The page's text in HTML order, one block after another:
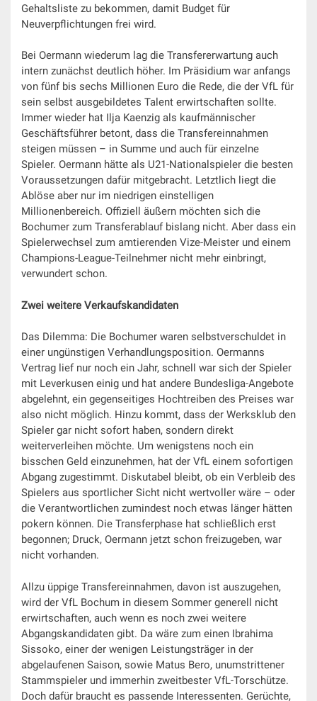
Gehaltsliste zu bekommen, damit Budget für
Neuverpflichtungen frei wird.
Bei Oermann wiederum lag die Transfererwartung auch
intern zunächst deutlich höher. Im Präsidium war anfangs
von fünf bis sechs Millionen Euro die Rede, die der VfL für
sein selbst ausgebildetes Talent erwirtschaften sollte.
Immer wieder hat Ilja Kaenzig als kaufmännischer
Geschäftsführer betont, dass die Transfereinnahmen
steigen müssen – in Summe und auch für einzelne
Spieler. Oermann hätte als U21-Nationalspieler die besten
Voraussetzungen dafür mitgebracht. Letztlich liegt die
Ablöse aber nur im niedrigen einstelligen
Millionenbereich. Offiziell äußern möchten sich die
Bochumer zum Transferablauf bislang nicht. Aber dass ein
Spielerwechsel zum amtierenden Vize-Meister und einem
Champions-League-Teilnehmer nicht mehr einbringt,
verwundert schon.
Zwei weitere Verkaufskandidaten
Das Dilemma: Die Bochumer waren selbstverschuldet in
einer ungünstigen Verhandlungsposition. Oermanns
Vertrag lief nur noch ein Jahr, schnell war sich der Spieler
mit Leverkusen einig und hat andere Bundesliga-Angebote
abgelehnt, ein gegenseitiges Hochtreiben des Preises war
also nicht möglich. Hinzu kommt, dass der Werksklub den
Spieler gar nicht sofort haben, sondern direkt
weiterverleihen möchte. Um wenigstens noch ein
bisschen Geld einzunehmen, hat der VfL einem sofortigen
Abgang zugestimmt. Diskutabel bleibt, ob ein Verbleib des
Spielers aus sportlicher Sicht nicht wertvoller wäre – oder
die Verantwortlichen zumindest noch etwas länger hätten
pokern können. Die Transferphase hat schließlich erst
begonnen; Druck, Oermann jetzt schon freizugeben, war
nicht vorhanden.
Allzu üppige Transfereinnahmen, davon ist auszugehen,
wird der VfL Bochum in diesem Sommer generell nicht
erwirtschaften, auch wenn es noch zwei weitere
Abgangskandidaten gibt. Da wäre zum einen Ibrahima
Sissoko, einer der wenigen Leistungsträger in der
abgelaufenen Saison, sowie Matus Bero, unumstrittener
Stammspieler und immerhin zweitbester VfL-Torschütze.
Doch dafür braucht es passende Interessenten. Gerüchte,